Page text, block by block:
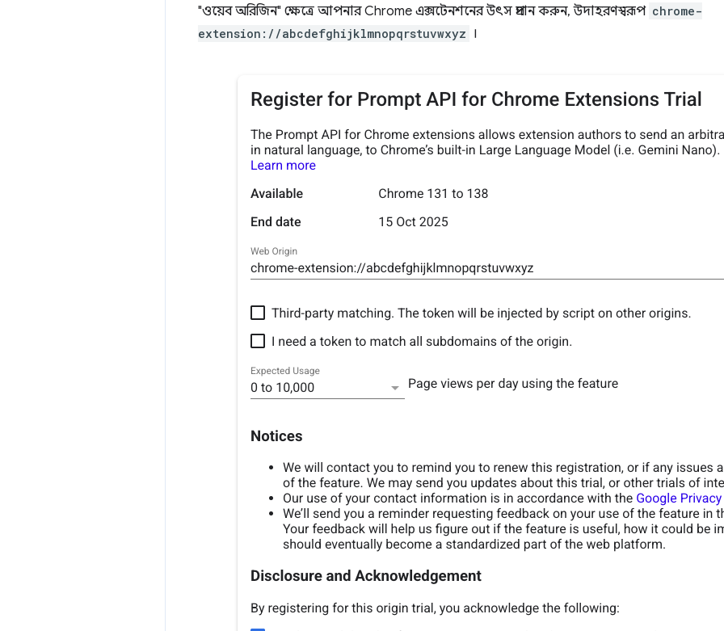
"ওয়েব অরিজিন" ক্ষেত্রে আপনার Chrome এক্সটেনশনের উৎস প্রদান করুন, উদাহরণস্বরূপ chrome-
extension://abcdefghijklmnopqrstuvwxyz ।